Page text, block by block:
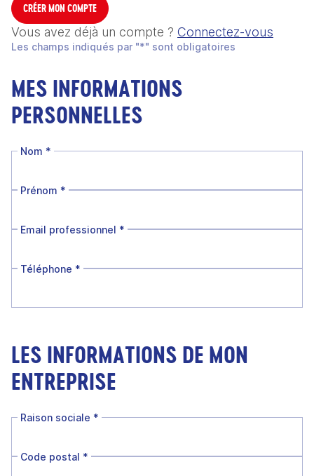
CRÉER MON COMPTE
Vous avez déjà un compte ? Connectez-vous
Les champs indiqués par "*" sont obligatoires
MES INFORMATIONS
PERSONNELLES
Nom *
Prénom *
Email professionnel *
Téléphone *
LES INFORMATIONS DE MON
ENTREPRISE
Raison sociale *
Code postal *